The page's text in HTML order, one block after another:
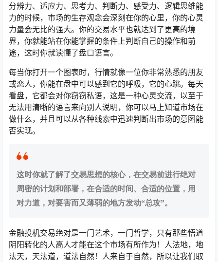
分辨力、适应力、思考力、判断力、感受力、逻辑思维能
力的时候，市场的生存观念会深刻在你的心里，你的心灵
力量会无比的强大。你的交易水平也就达到了更高的境
界，你就能站在你能掌握的条件上判断自己的操作和前
途，这时你就读懂了盘口语言。
每当你打开一个图表时，行情就像一位你非常熟悉的朋友
或恋人，你能在盘中可以感到它的呼吸，它的心跳。每天
看盘，它都会对你窃窃私语，这是一种心灵交流，以至于
无法用清晰的语言来向别人说明，你可以马上知道市场在
做什么，并且可以从各种线索中迅速判断出市场的意图能
否实现。
这时你就了解了交易思想的核心，在交易前进行绝对
周密的计划和部署，在合适的时间、合适的位置，用
对力道，对要害而又薄弱的地方发动“总攻”。
金融投机交易绝对是一门艺术，一门哲学，只有那些悟道
阴阳转化的人高人才能在这个市场有所作为！人法地，地
法天，天法道，道法自然！人来自于自然，所以让我们取